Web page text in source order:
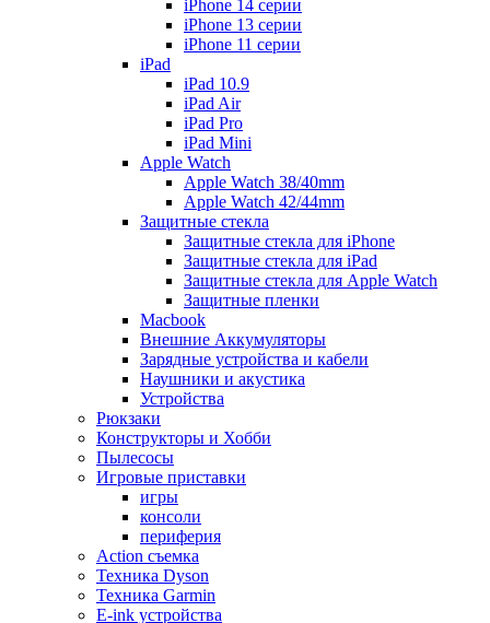
iPhone 14 серии
iPhone 13 серии
iPhone 11 серии
iPad
iPad 10.9
iPad Air
iPad Pro
iPad Mini
Apple Watch
Apple Watch 38/40mm
Apple Watch 42/44mm
Защитные стекла
Защитные стекла для iPhone
Защитные стекла для iPad
Защитные стекла для Apple Watch
Защитные пленки
Macbook
Внешние Аккумуляторы
Зарядные устройства и кабели
Наушники и акустика
Устройства
Рюкзаки
Конструкторы и Хобби
Пылесосы
Игровые приставки
игры
консоли
периферия
Action съемка
Техника Dyson
Техника Garmin
E-ink устройства